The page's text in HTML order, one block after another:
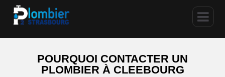
POURQUOI CONTACTER UN
PLOMBIER À CLEEBOURG